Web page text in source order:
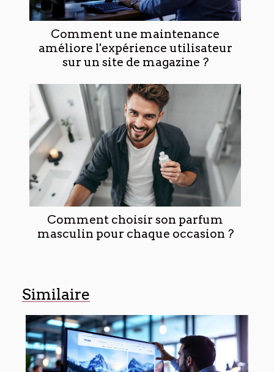
Comment une maintenance
améliore l'expérience utilisateur
sur un site de magazine ?
Comment choisir son parfum
masculin pour chaque occasion ?
Similaire